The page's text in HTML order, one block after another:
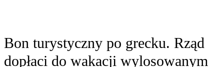
Bon turystyczny po grecku. Rząd
dopłaci do wakacji wylosowanym